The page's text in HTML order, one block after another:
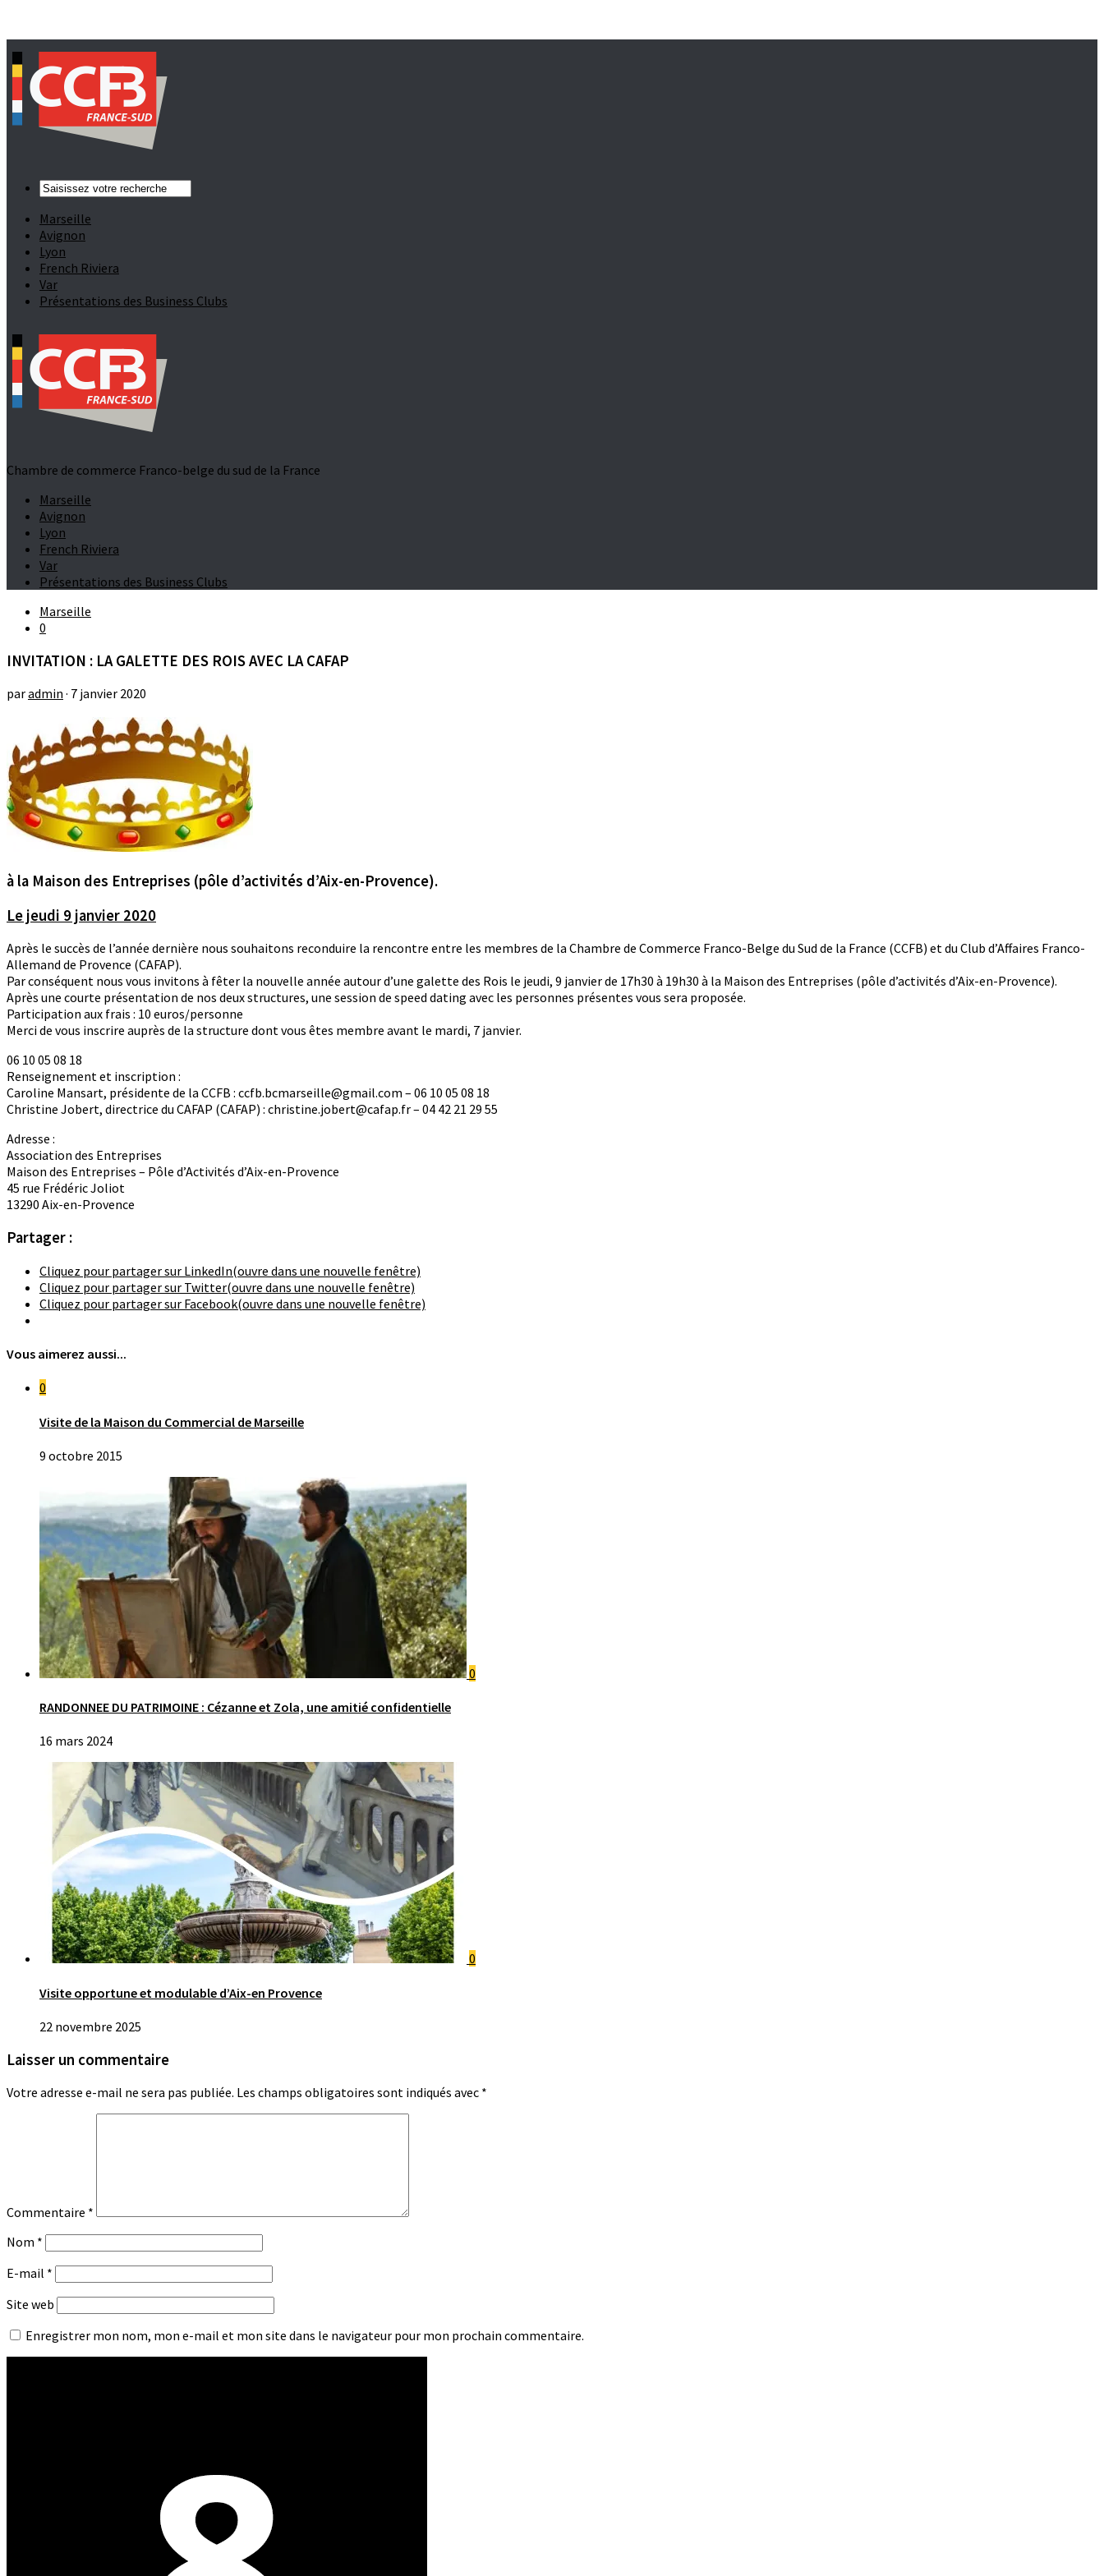
Marseille
Avignon
Lyon
French Riviera
Var
Présentations des Business Clubs
Chambre de commerce Franco-belge du sud de la France
Marseille
Avignon
Lyon
French Riviera
Var
Présentations des Business Clubs
Marseille
0
INVITATION : LA GALETTE DES ROIS AVEC LA CAFAP
paradmin · 7 janvier 2020
à la Maison des Entreprises (pôle d’activités d’Aix-en-Provence).
Le jeudi 9 janvier 2020
Après le succès de l’année dernière nous souhaitons reconduire la rencontre entre les membres de la Chambre de Commerce Franco-Belge du Sud de la France (CCFB) et du Club d’Affaires Franco-
Allemand de Provence (CAFAP).
Par conséquent nous vous invitons à fêter la nouvelle année autour d’une galette des Rois le jeudi, 9 janvier de 17h30 à 19h30 à la Maison des Entreprises (pôle d’activités d’Aix-en-Provence).
Après une courte présentation de nos deux structures, une session de speed dating avec les personnes présentes vous sera proposée.
Participation aux frais : 10 euros/personne
Merci de vous inscrire auprès de la structure dont vous êtes membre avant le mardi, 7 janvier.
06 10 05 08 18
Renseignement et inscription :
Caroline Mansart, présidente de la CCFB : ccfb.bcmarseille@gmail.com – 06 10 05 08 18
Christine Jobert, directrice du CAFAP (CAFAP) : christine.jobert@cafap.fr – 04 42 21 29 55
Adresse :
Association des Entreprises
Maison des Entreprises – Pôle d’Activités d’Aix-en-Provence
45 rue Frédéric Joliot
13290 Aix-en-Provence
Partager :
Cliquez pour partager sur LinkedIn(ouvre dans une nouvelle fenêtre)
Cliquez pour partager sur Twitter(ouvre dans une nouvelle fenêtre)
Cliquez pour partager sur Facebook(ouvre dans une nouvelle fenêtre)
Vous aimerez aussi...
0
Visite de la Maison du Commercial de Marseille
9 octobre 2015
0
RANDONNEE DU PATRIMOINE : Cézanne et Zola, une amitié confidentielle
16 mars 2024
0
Visite opportune et modulable d’Aix-en Provence
22 novembre 2025
Laisser un commentaire
Votre adresse e-mail ne sera pas publiée. Les champs obligatoires sont indiqués avec *
Commentaire *
Nom *
E-mail *
Site web
Enregistrer mon nom, mon e-mail et mon site dans le navigateur pour mon prochain commentaire.